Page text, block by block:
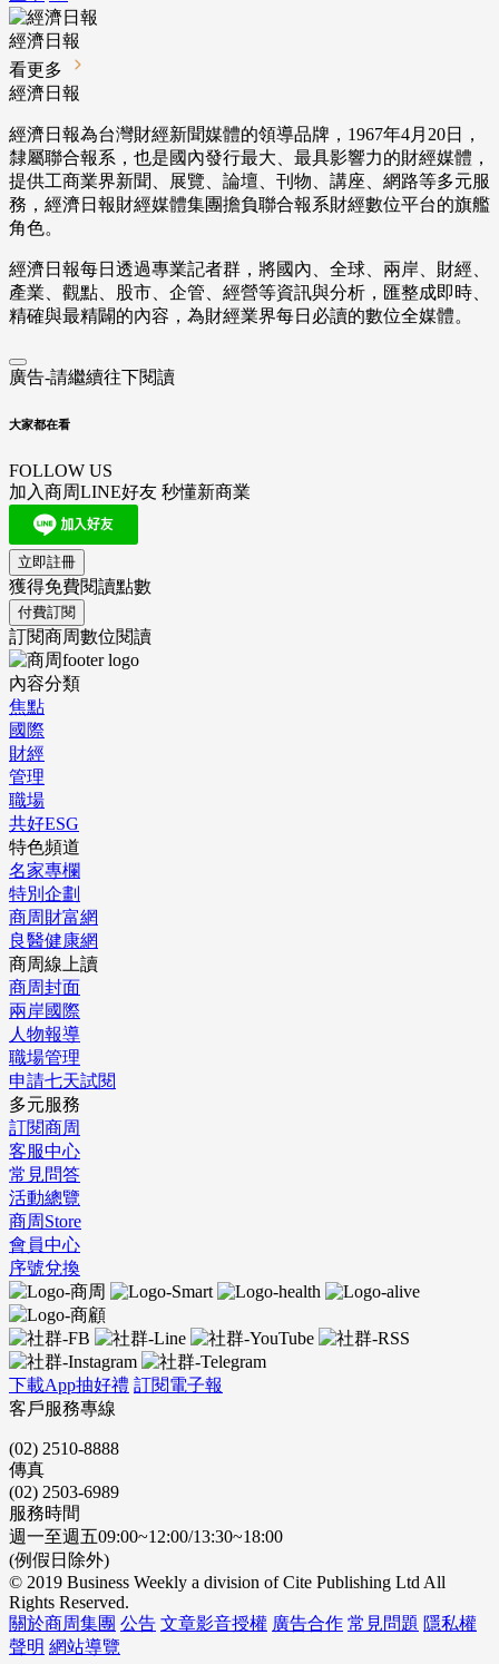
經濟日報
看更多
經濟日報
經濟日報為台灣財經新聞媒體的領導品牌，1967年4月20日，
隸屬聯合報系，也是國內發行最大、最具影響力的財經媒體，
提供工商業界新聞、展覽、論壇、刊物、講座、網路等多元服
務，經濟日報財經媒體集團擔負聯合報系財經數位平台的旗艦
角色。
經濟日報每日透過專業記者群，將國內、全球、兩岸、財經、
產業、觀點、股市、企管、經營等資訊與分析，匯整成即時、
精確與最精闢的內容，為財經業界每日必讀的數位全媒體。
廣告-請繼續往下閱讀
大家都在看
FOLLOW US
加入商周LINE好友 秒懂新商業
立即註冊
獲得免費閱讀點數
付費訂閱
訂閱商周數位閱讀
內容分類
焦點
國際
財經
管理
職場
共好ESG
特色頻道
名家專欄
特別企劃
商周財富網
良醫健康網
商周線上讀
商周封面
兩岸國際
人物報導
職場管理
申請七天試閱
多元服務
訂閱商周
客服中心
常見問答
活動總覽
商周Store
會員中心
序號兌換
下載App抽好禮 訂閱電子報
客戶服務專線
(02) 2510-8888
傳真
(02) 2503-6989
服務時間
週一至週五09:00~12:00/13:30~18:00
(例假日除外)
© 2019 Business Weekly a division of Cite Publishing Ltd All
Rights Reserved.
關於商周集團 公告 文章影音授權 廣告合作 常見問題 隱私權
聲明 網站導覽